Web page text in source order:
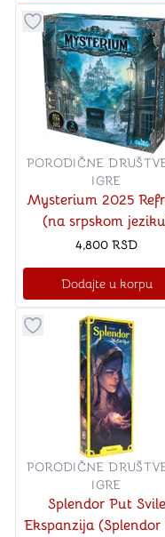
Dugme za
PORODIČNE
IGRE
Mysterium 2025
(na srpskom
4,800 RSD
Dodajte u korpu
Dugme za
PORODIČNE
IGRE
Splendor Put Svile
Ekspanzija (Splendor